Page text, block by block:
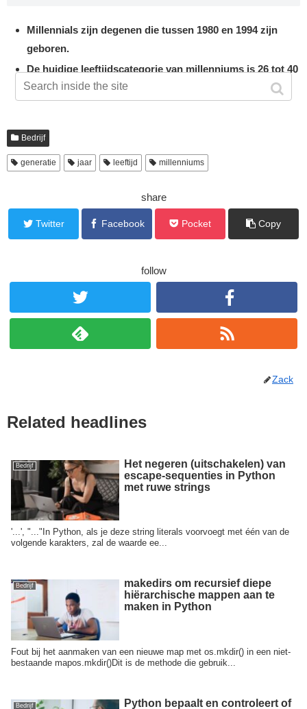
Millennials zijn degenen die tussen 1980 en 1994 zijn
geboren.
De huidige leeftijdscategorie van millenniums is 26 tot 40
jaar oud.
Bedrijf
generatie jaar leeftijd millenniums
share
Twitter Facebook Pocket Copy
follow
Zack
Related headlines
Bedrijf
Het negeren (uitschakelen) van
escape-sequenties in Python
met ruwe strings
'...', "..."In Python, als je deze string literals voorvoegt met één van de
volgende karakters, zal de waarde ee...
Bedrijf
makedirs om recursief diepe
hiërarchische mappen aan te
maken in Python
Fout bij het aanmaken van een nieuwe map met os.mkdir() in een niet-
bestaande mapos.mkdir()Dit is de methode die gebruik...
Bedrijf
Python bepaalt en controleert of